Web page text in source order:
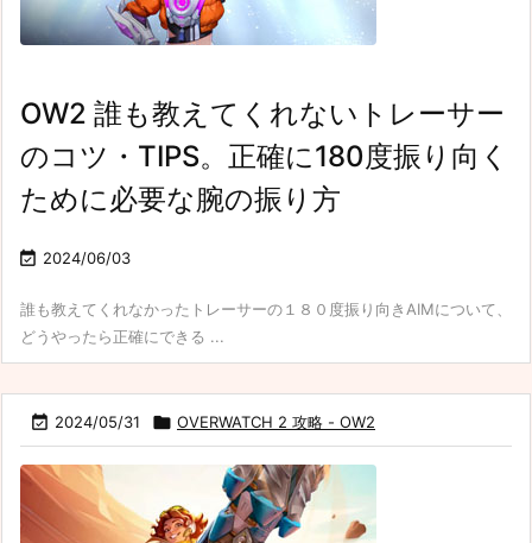
OW2 誰も教えてくれないトレーサー
のコツ・TIPS。正確に180度振り向く
ために必要な腕の振り方
 2024/06/03
誰も教えてくれなかったトレーサーの１８０度振り向きAIMについて、
どうやったら正確にできる ...
 2024/05/31  OVERWATCH 2 攻略 - OW2